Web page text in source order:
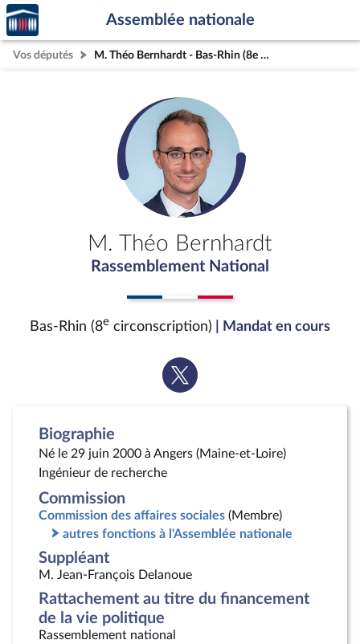
Aller au contenu
Aller en bas de la page
Accèder
à la
page
d'accueil
Assemblée nationale
Vos députés M. Théo Bernhardt - Bas-Rhin (8e circonscription)
M. Théo Bernhardt
Rassemblement National
Bas-Rhin (8e circonscription) | Mandat en cours
Voir
la
Biographie
Né le 29 juin 2000 à Angers (Maine-et-Loire)
Ingénieur de recherche
Commission
Commission des affaires sociales (Membre)
autres fonctions à l'Assemblée nationale
Suppléant
M. Jean-François Delanoue
Rattachement au titre du financement
de la vie politique
Rassemblement national